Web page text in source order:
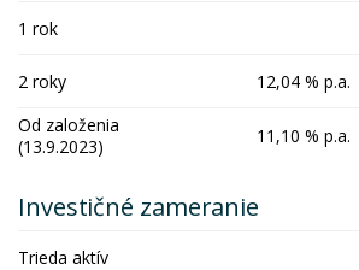
1 rok
2 roky 12,04 % p.a.
Od založenia
(13.9.2023)
11,10 % p.a.
Investičné zameranie
Trieda aktív